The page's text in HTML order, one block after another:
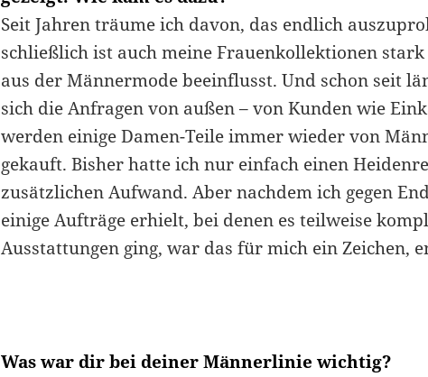
Seit Jahren träume ich davon, das endlich
schließlich ist auch meine Frauenkollektionen
aus der Männermode beeinflusst. Und schon seit
sich die Anfragen von außen – von Kunden wie
werden einige Damen-Teile immer wieder von
gekauft. Bisher hatte ich nur einfach einen
zusätzlichen Aufwand. Aber nachdem ich gegen
einige Aufträge erhielt, bei denen es teilweise
Ausstattungen ging, war das für mich ein Zeichen,
Was war dir bei deiner Männerlinie wichtig?